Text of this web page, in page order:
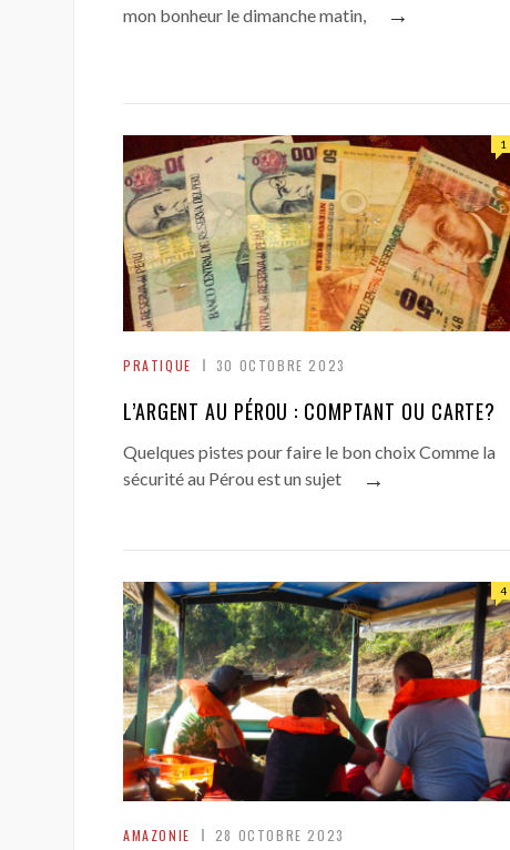
mon bonheur le dimanche matin,
→
PRATIQUE 30 OCTOBRE 2023
1
L’ARGENT AU PÉROU : COMPTANT OU CARTE?
Quelques pistes pour faire le bon choix Comme la
sécurité au Pérou est un sujet
→
AMAZONIE 28 OCTOBRE 2023
4